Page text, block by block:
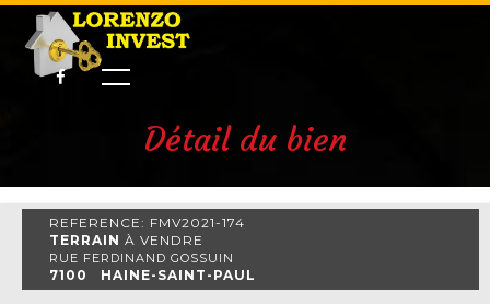
Détail du bien
REFERENCE: FMV2021-174
TERRAIN À VENDRE
RUE FERDINAND GOSSUIN
7100 HAINE-SAINT-PAUL